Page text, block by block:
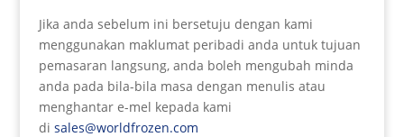
Jika anda sebelum ini bersetuju dengan kami
menggunakan maklumat peribadi anda untuk tujuan
pemasaran langsung, anda boleh mengubah minda
anda pada bila-bila masa dengan menulis atau
menghantar e-mel kepada kami
di sales@worldfrozen.com